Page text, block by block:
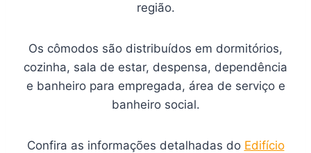
região.
Os cômodos são distribuídos em dormitórios,
cozinha, sala de estar, despensa, dependência
e banheiro para empregada, área de serviço e
banheiro social.
Confira as informações detalhadas do Edifício